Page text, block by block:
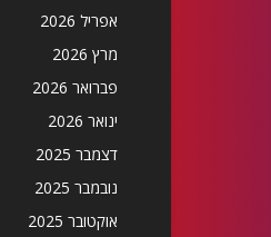
אפריל 2026
מרץ 2026
פברואר 2026
ינואר 2026
דצמבר 2025
נובמבר 2025
אוקטובר 2025